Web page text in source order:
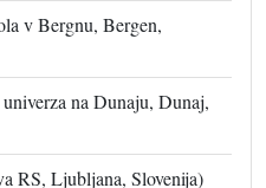
v Bergnu, Bergen,
na Dunaju, Dunaj,
RS, Ljubljana, Slovenija)